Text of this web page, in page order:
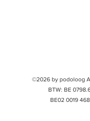
©2026 by podoloog
BTW: BE
BE02 0019